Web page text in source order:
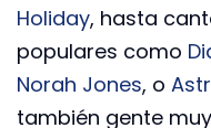
Holiday, hasta
populares como
Norah Jones, o
también gente